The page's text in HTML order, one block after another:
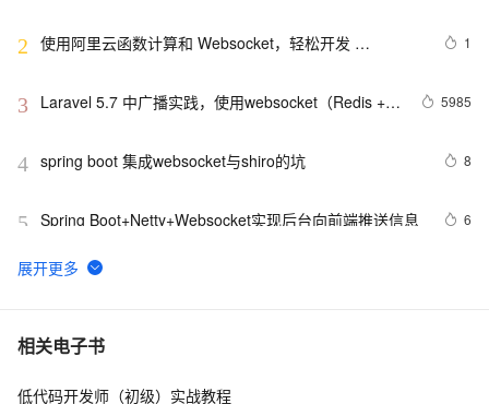
2 使用阿里云函数计算和 Websocket，轻松开发
1
3
Laravel 5.7 中广播实践，使用websocket（Redis +
5985
4 spring boot 集成websocket与shiro的坑 8
5 Spring Boot+Netty+Websocket实现后台向前端推送信息 6
6 node.js: ws服务端和WebSocket客户端交互示例
7 Android即时通讯设计——腾讯IM接入和WebSocket接
8 基于websocket的实时通告功能，推送在线用户，新登录
相关电子书
低代码开发师（初级）实战教程